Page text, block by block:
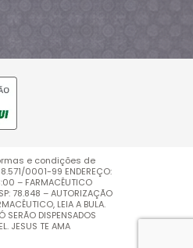
e condições de
0001-99 ENDEREÇO:
– FARMACÊUTICO
78.848 – AUTORIZAÇÃO
LEIA A BULA.
DISPENSADOS
JESUS TE AMA